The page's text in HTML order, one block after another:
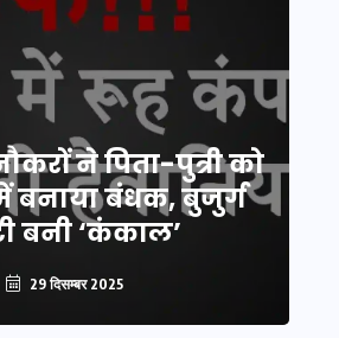
ने पिता-पुत्री को
बनाया बंधक, बुजुर्ग
बनी ‘कंकाल’
29 दिसम्बर 2025